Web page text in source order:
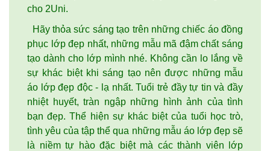
cho 2Uni.
Hãy thỏa sức sáng tạo trên những chiếc áo đồng
phục lớp đẹp nhất, những mẫu mã đậm chất sáng
tạo dành cho lớp mình nhé. Không cần lo lắng về
sự khác biệt khi sáng tạo nên được những mẫu
áo lớp đẹp độc - lạ nhất. Tuổi trẻ đầy tự tin và đầy
nhiệt huyết, tràn ngập những hình ảnh của tình
bạn đẹp. Thể hiện sự khác biệt của tuổi học trò,
tình yêu của tập thể qua những mẫu áo lớp đẹp sẽ
là niềm tự hào đặc biệt mà các thành viên lớp